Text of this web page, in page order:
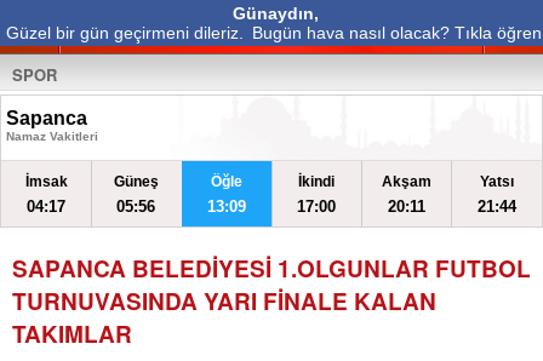
Günaydın,
Güzel bir gün geçirmeni dileriz.
Bugün hava nasıl olacak? Tıkla öğren
SPOR
Sapanca
Namaz Vakitleri
İmsak
04:17
Güneş
05:56
Öğle
13:09
İkindi
17:00
Akşam
20:11
Yatsı
21:44
SAPANCA BELEDİYESİ 1.OLGUNLAR FUTBOL
TURNUVASINDA YARI FİNALE KALAN
TAKIMLAR